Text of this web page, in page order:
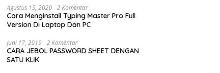
Agustus 15, 2020 2 Komentar
Cara Menginstall Typing Master Pro Full
Version Di Laptop Dan PC
Juni 17, 2019 2 Komentar
CARA JEBOL PASSWORD SHEET DENGAN
SATU KLIK